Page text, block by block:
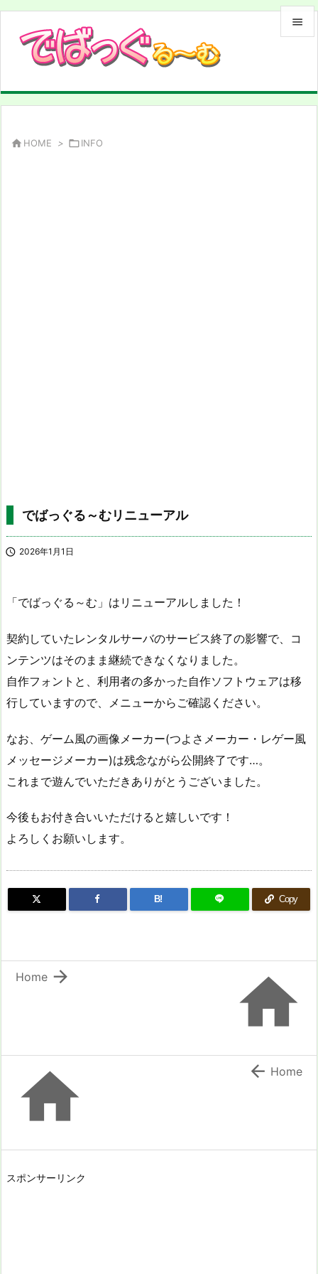


 HOME > INFO
でばっぐる～むリニューアル
 2026年1月1日
「でばっぐる～む」はリニューアルしました！
契約していたレンタルサーバのサービス終了の影響で、コ
ンテンツはそのまま継続できなくなりました。
自作フォントと、利用者の多かった自作ソフトウェアは移
行していますので、メニューからご確認ください。
なお、ゲーム風の画像メーカー(つよさメーカー・レゲー風
メッセージメーカー)は残念ながら公開終了です…。
これまで遊んでいただきありがとうございました。
今後もお付き合いいただけると嬉しいです！
よろしくお願いします。
B! Copy


Home
  Home
スポンサーリンク